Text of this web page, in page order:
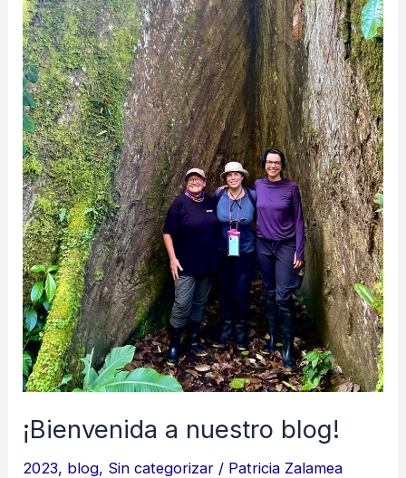
¡Bienvenida a nuestro blog!
2023, blog, Sin categorizar / Patricia Zalamea